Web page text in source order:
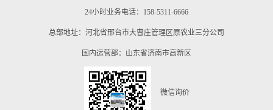
24小时业务电话：158-5311-6666
总部地址：河北省邢台市大曹庄管理区原农业三分公司
国内运营部：山东省济南市高新区
微信询价